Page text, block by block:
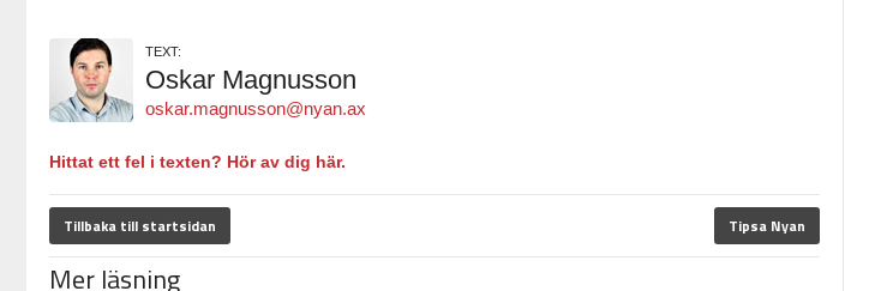
TEXT:
Oskar Magnusson
oskar.magnusson@nyan.ax
Hittat ett fel i texten? Hör av dig här.
Tillbaka till startsidan Tipsa Nyan
Mer läsning